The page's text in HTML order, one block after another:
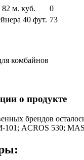
м. куб.
0
40 фут. 73
комбайнов
о продукте
брендов
ACROS 530;